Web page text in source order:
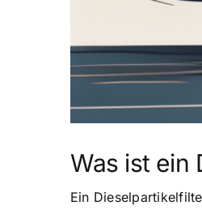
Was ist ein
Ein